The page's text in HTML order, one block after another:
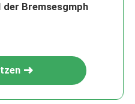
der Bremsesgmph